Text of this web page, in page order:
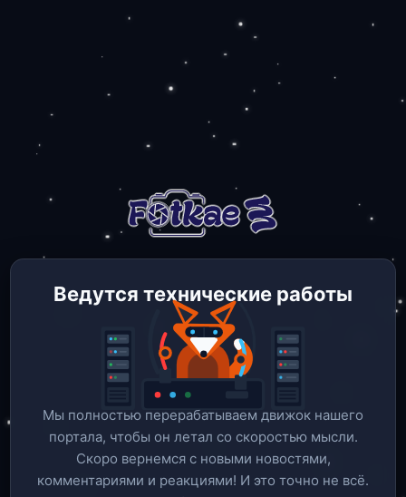
Ведутся технические работы
Мы полностью перерабатываем движок нашего
портала, чтобы он летал со скоростью мысли.
Скоро вернемся c новыми новостями,
комментариями и реакциями! И это точно не всё.